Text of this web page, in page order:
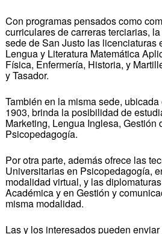
Con programas pensados como
curriculares de carreras terciarias,
sede de San Justo las licenciaturas
Lengua y Literatura Matemática
Física, Enfermería, Historia, y
y Tasador.
También en la misma sede,
1903, brinda la posibilidad de
Marketing, Lengua Inglesa, Gestión
Psicopedagogía.
Por otra parte, además ofrece las
Universitarias en Psicopedagogía,
modalidad virtual, y las
Académica y en Gestión y
misma modalidad.
Las y los interesados pueden